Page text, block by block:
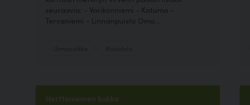
seuraavia: - Varikonniemi - Katuma -
Tervaniemi - Linnanpuisto Oma...
Herttoniemen kukka